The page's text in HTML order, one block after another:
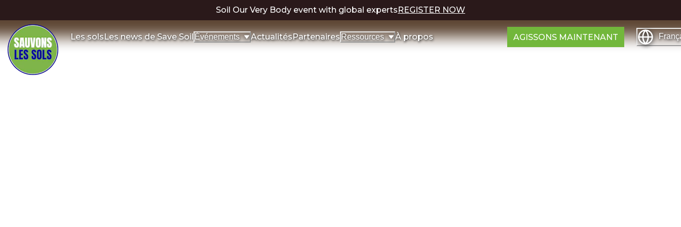
Soil Our Very Body event with global expertsREGISTER NOW
Les solsLes news de Save SoilÉvénements ActualitésPartenairesRessources À propos AGISSONS MAINTENANT